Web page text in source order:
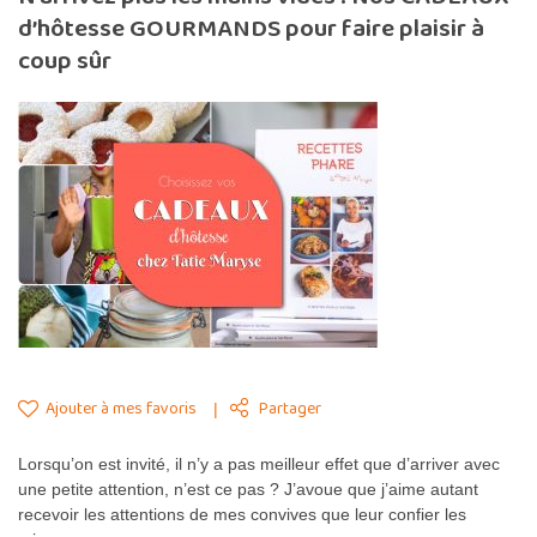
d’hôtesse GOURMANDS pour faire plaisir à
coup sûr
Ajouter à mes favoris Partager
Lorsqu’on est invité, il n’y a pas meilleur effet que d’arriver avec
une petite attention, n’est ce pas ? J’avoue que j’aime autant
recevoir les attentions de mes convives que leur confier les